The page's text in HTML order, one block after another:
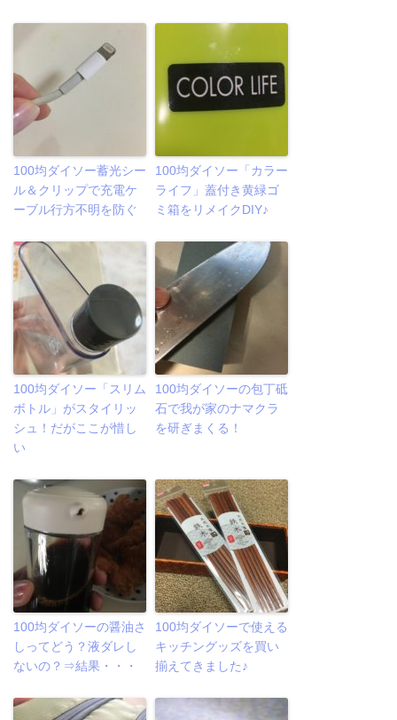
100均ダイソー蓄光シー
ル＆クリップで充電ケ
ーブル行方不明を防ぐ
100均ダイソー「カラー
ライフ」蓋付き黄緑ゴ
ミ箱をリメイクDIY♪
100均ダイソー「スリム
ボトル」がスタイリッ
シュ！だがここが惜し
い
100均ダイソーの包丁砥
石で我が家のナマクラ
を研ぎまくる！
100均ダイソーの醤油さ
しってどう？液ダレし
ないの？⇒結果・・・
100均ダイソーで使える
キッチングッズを買い
揃えてきました♪